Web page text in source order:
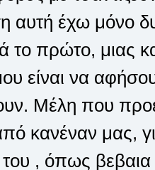
αυτή έχω μόνο
το πρώτο, μιας
είναι να
Μέλη που
κανέναν μας,
, όπως βεβαια